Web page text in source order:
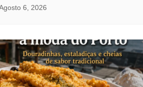
6, 2026